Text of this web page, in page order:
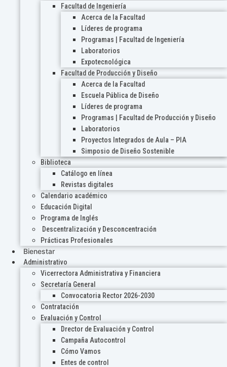
Facultad de Ingeniería
Acerca de la Facultad
Líderes de programa
Programas | Facultad de Ingeniería
Laboratorios
Expotecnológica
Facultad de Producción y Diseño
Acerca de la Facultad
Escuela Pública de Diseño
Líderes de programa
Programas | Facultad de Producción y Diseño
Laboratorios
Proyectos Integrados de Aula – PIA
Simposio de Diseño Sostenible
Biblioteca
Catálogo en línea
Revistas digitales
Calendario académico
Educación Digital
Programa de Inglés
Descentralización y Desconcentración
Prácticas Profesionales
Bienestar
Administrativo
Vicerrectora Administrativa y Financiera
Secretaría General
Convocatoria Rector 2026-2030
Contratación
Evaluación y Control
Drector de Evaluación y Control
Campaña Autocontrol
Cómo Vamos
Entes de control